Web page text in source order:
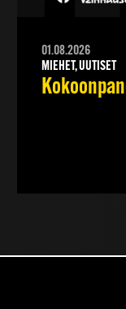
01.08.2026
MIEHET, UUTISET